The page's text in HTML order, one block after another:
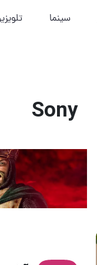
سینما
Sony